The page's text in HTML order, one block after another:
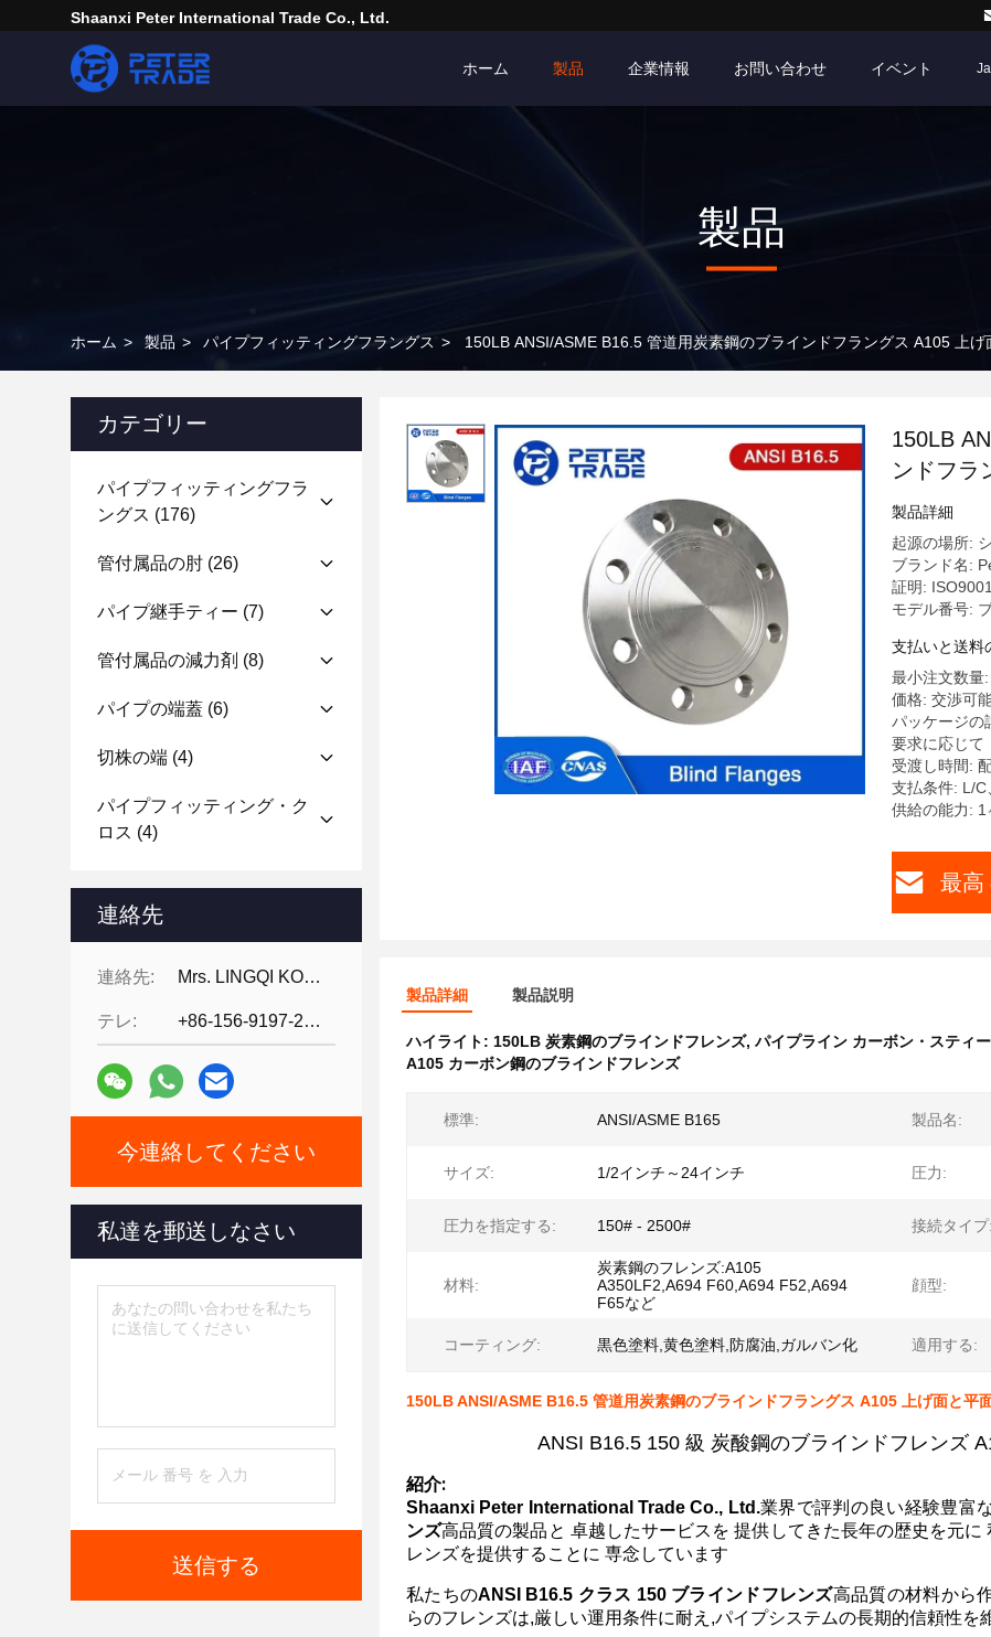
Shaanxi Peter International Trade Co., Ltd.
ホーム 製品 企業情報 お問い合わせ イベント
製品
ホーム > 製品 > パイプフィッティングフラングス > 150LB ANSI/ASME B16.5 管道用炭素鋼のブラインドフラングス A105 上げ
カテゴリー
パイプフィッティングフラ
ングス (176)
管付属品の肘 (26)
パイプ継手ティー (7)
管付属品の減力剤 (8)
パイプの端蓋 (6)
切株の端 (4)
パイプフィッティング・ク
ロス (4)
連絡先
連絡先: Mrs. LINGQI KONG
テレ: +86-156-9197-2150
今連絡してください
私達を郵送しなさい
送信する
150LB
ンドフラ
製品詳細
起源の場所:
ブランド名:
証明:
モデル番号:
支払いと送料
最小注文数量
価格: 交渉可
パッケージの
要求に応じて
受渡し時間:
支払条件: L/C
供給の能力: 1
最高
製品詳細 製品説明
ハイライト: 150LB 炭素鋼のブラインドフレンズ, パイプライン カーボン・スティ
A105 カーボン鋼のブラインドフレンズ
標準: ANSI/ASME B165 製品名:
サイズ: 1/2インチ～24インチ 圧力:
圧力を指定する: 150# - 2500# 接続タイプ:
材料:
炭素鋼のフレンズ:A105
A350LF2,A694 F60,A694 F52,A694
F65など
顔型:
コーティング: 黒色塗料,黄色塗料,防腐油,ガルバン化 適用する:
150LB ANSI/ASME B16.5 管道用炭素鋼のブラインドフラングス A105 上げ面と平
ANSI B16.5 150 級 炭酸鋼のブラインドフレンズ
紹介:
Shaanxi Peter International Trade Co., Ltd.業界で評判の良い経験豊富
ンズ高品質の製品と 卓越したサービスを 提供してきた長年の歴史を元
レンズを提供することに 専念しています
私たちのANSI B16.5 クラス 150 ブラインドフレンズ高品質の材料から
らのフレンズは,厳しい運用条件に耐え,パイプシステムの長期的信頼性を